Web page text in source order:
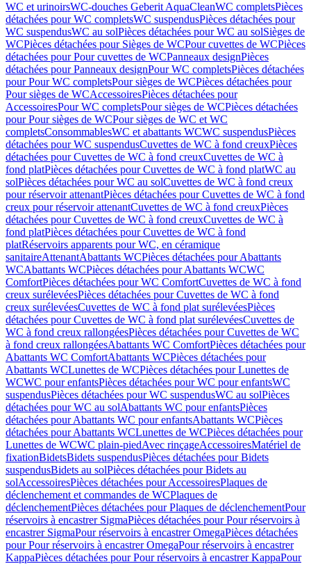
WC et urinoirsWC-douches Geberit AquaCleanWC completsPièces
détachées pour WC completsWC suspendusPièces détachées pour
WC suspendusWC au solPièces détachées pour WC au solSièges de
WCPièces détachées pour Sièges de WCPour cuvettes de WCPièces
détachées pour Pour cuvettes de WCPanneaux designPièces
détachées pour Panneaux designPour WC completsPièces détachées
pour Pour WC completsPour sièges de WCPièces détachées pour
Pour sièges de WCAccessoiresPièces détachées pour
AccessoiresPour WC completsPour sièges de WCPièces détachées
pour Pour sièges de WCPour sièges de WC et WC
completsConsommablesWC et abattants WCWC suspendusPièces
détachées pour WC suspendusCuvettes de WC à fond creuxPièces
détachées pour Cuvettes de WC à fond creuxCuvettes de WC à
fond platPièces détachées pour Cuvettes de WC à fond platWC au
solPièces détachées pour WC au solCuvettes de WC à fond creux
pour réservoir attenantPièces détachées pour Cuvettes de WC à fond
creux pour réservoir attenantCuvettes de WC à fond creuxPièces
détachées pour Cuvettes de WC à fond creuxCuvettes de WC à
fond platPièces détachées pour Cuvettes de WC à fond
platRéservoirs apparents pour WC, en céramique
sanitaireAttenantAbattants WCPièces détachées pour Abattants
WCAbattants WCPièces détachées pour Abattants WCWC
ComfortPièces détachées pour WC ComfortCuvettes de WC à fond
creux surélevéesPièces détachées pour Cuvettes de WC à fond
creux surélevéesCuvettes de WC à fond plat surélevéesPièces
détachées pour Cuvettes de WC à fond plat surélevéesCuvettes de
WC à fond creux rallongéesPièces détachées pour Cuvettes de WC
à fond creux rallongéesAbattants WC ComfortPièces détachées pour
Abattants WC ComfortAbattants WCPièces détachées pour
Abattants WCLunettes de WCPièces détachées pour Lunettes de
WCWC pour enfantsPièces détachées pour WC pour enfantsWC
suspendusPièces détachées pour WC suspendusWC au solPièces
détachées pour WC au solAbattants WC pour enfantsPièces
détachées pour Abattants WC pour enfantsAbattants WCPièces
détachées pour Abattants WCLunettes de WCPièces détachées pour
Lunettes de WCWC plain-piedAvec rinçageAccessoiresMatériel de
fixationBidetsBidets suspendusPièces détachées pour Bidets
suspendusBidets au solPièces détachées pour Bidets au
solAccessoiresPièces détachées pour AccessoiresPlaques de
déclenchement et commandes de WCPlaques de
déclenchementPièces détachées pour Plaques de déclenchementPour
réservoirs à encastrer SigmaPièces détachées pour Pour réservoirs à
encastrer SigmaPour réservoirs à encastrer OmegaPièces détachées
pour Pour réservoirs à encastrer OmegaPour réservoirs à encastrer
KappaPièces détachées pour Pour réservoirs à encastrer KappaPour